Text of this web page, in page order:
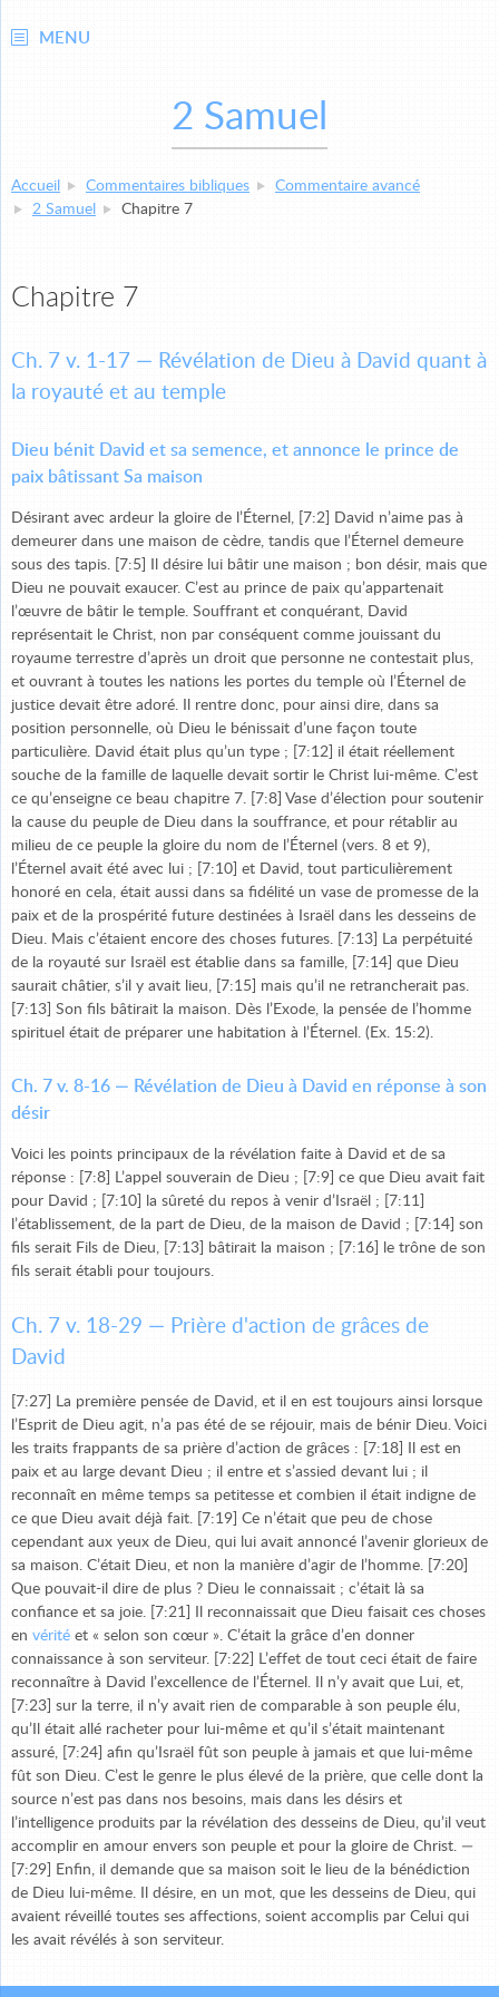
MENU
2 Samuel
Accueil Commentaires bibliques
Commentaire avancé
2 Samuel
Chapitre 7
Chapitre 7
Ch. 7 v. 1-17 — Révélation de Dieu à David quant à
la royauté et au temple
Dieu bénit David et sa semence, et annonce le prince de
paix bâtissant Sa maison
Désirant avec ardeur la gloire de l’Éternel, [7:2] David n’aime pas à
demeurer dans une maison de cèdre, tandis que l’Éternel demeure
sous des tapis. [7:5] Il désire lui bâtir une maison ; bon désir, mais que
Dieu ne pouvait exaucer. C’est au prince de paix qu’appartenait
l’œuvre de bâtir le temple. Souffrant et conquérant, David
représentait le Christ, non par conséquent comme jouissant du
royaume terrestre d’après un droit que personne ne contestait plus,
et ouvrant à toutes les nations les portes du temple où l’Éternel de
justice devait être adoré. Il rentre donc, pour ainsi dire, dans sa
position personnelle, où Dieu le bénissait d’une façon toute
particulière. David était plus qu’un type ; [7:12] il était réellement
souche de la famille de laquelle devait sortir le Christ lui-même. C’est
ce qu’enseigne ce beau chapitre 7. [7:8] Vase d’élection pour soutenir
la cause du peuple de Dieu dans la souffrance, et pour rétablir au
milieu de ce peuple la gloire du nom de l’Éternel (vers. 8 et 9),
l’Éternel avait été avec lui ; [7:10] et David, tout particulièrement
honoré en cela, était aussi dans sa fidélité un vase de promesse de la
paix et de la prospérité future destinées à Israël dans les desseins de
Dieu. Mais c’étaient encore des choses futures. [7:13] La perpétuité
de la royauté sur Israël est établie dans sa famille, [7:14] que Dieu
saurait châtier, s’il y avait lieu, [7:15] mais qu’il ne retrancherait pas.
[7:13] Son fils bâtirait la maison. Dès l’Exode, la pensée de l’homme
spirituel était de préparer une habitation à l’Éternel. (Ex. 15:2).
Ch. 7 v. 8-16 — Révélation de Dieu à David en réponse à son
désir
Voici les points principaux de la révélation faite à David et de sa
réponse : [7:8] L’appel souverain de Dieu ; [7:9] ce que Dieu avait fait
pour David ; [7:10] la sûreté du repos à venir d’Israël ; [7:11]
l’établissement, de la part de Dieu, de la maison de David ; [7:14] son
fils serait Fils de Dieu, [7:13] bâtirait la maison ; [7:16] le trône de son
fils serait établi pour toujours.
Ch. 7 v. 18-29 — Prière d'action de grâces de
David
[7:27] La première pensée de David, et il en est toujours ainsi lorsque
l’Esprit de Dieu agit, n’a pas été de se réjouir, mais de bénir Dieu. Voici
les traits frappants de sa prière d’action de grâces : [7:18] Il est en
paix et au large devant Dieu ; il entre et s’assied devant lui ; il
reconnaît en même temps sa petitesse et combien il était indigne de
ce que Dieu avait déjà fait. [7:19] Ce n’était que peu de chose
cependant aux yeux de Dieu, qui lui avait annoncé l’avenir glorieux de
sa maison. C’était Dieu, et non la manière d’agir de l’homme. [7:20]
Que pouvait-il dire de plus ? Dieu le connaissait ; c’était là sa
confiance et sa joie. [7:21] Il reconnaissait que Dieu faisait ces choses
en vérité et « selon son cœur ». C’était la grâce d’en donner
connaissance à son serviteur. [7:22] L’effet de tout ceci était de faire
reconnaître à David l’excellence de l’Éternel. Il n’y avait que Lui, et,
[7:23] sur la terre, il n’y avait rien de comparable à son peuple élu,
qu’Il était allé racheter pour lui-même et qu’il s’était maintenant
assuré, [7:24] afin qu’Israël fût son peuple à jamais et que lui-même
fût son Dieu. C’est le genre le plus élevé de la prière, que celle dont la
source n’est pas dans nos besoins, mais dans les désirs et
l’intelligence produits par la révélation des desseins de Dieu, qu’il veut
accomplir en amour envers son peuple et pour la gloire de Christ. —
[7:29] Enfin, il demande que sa maison soit le lieu de la bénédiction
de Dieu lui-même. Il désire, en un mot, que les desseins de Dieu, qui
avaient réveillé toutes ses affections, soient accomplis par Celui qui
les avait révélés à son serviteur.